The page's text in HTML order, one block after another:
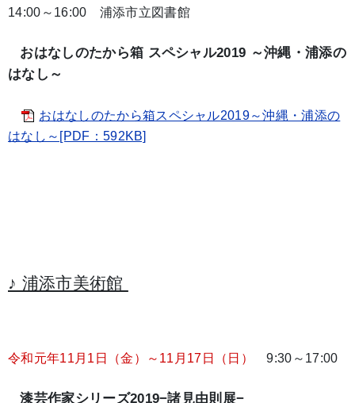
14:00～16:00 浦添市立図書館
おはなしのたから箱 スペシャル2019 ～沖縄・浦添の
はなし～
おはなしのたから箱スペシャル2019～沖縄・浦添の
はなし～[PDF：592KB]
♪ 浦添市美術館
令和元年11月1日（金）～11月17日（日）9:30～17:00
漆芸作家シリーズ2019−諸見由則展−